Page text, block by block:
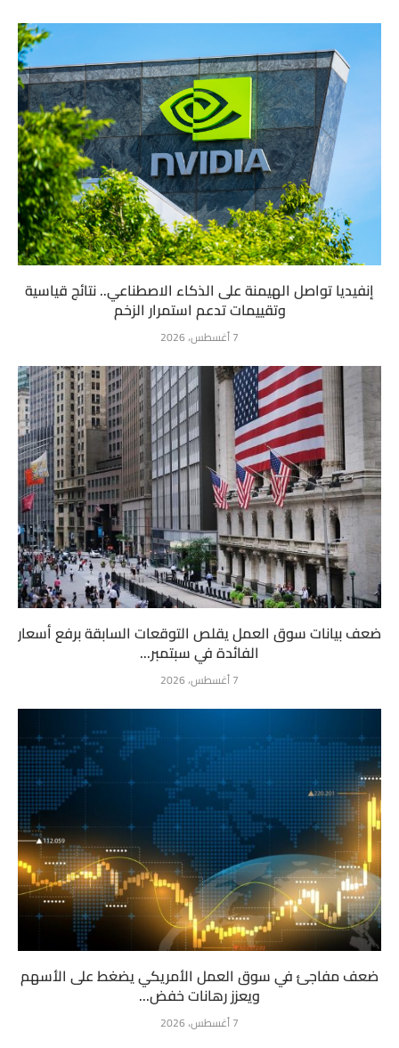
إنفيديا تواصل الهيمنة على الذكاء الاصطناعي.. نتائج قياسية
وتقييمات تدعم استمرار الزخم
7 أغسطس، 2026
ضعف بيانات سوق العمل يقلص التوقعات السابقة برفع أسعار
الفائدة في سبتمبر...
7 أغسطس، 2026
ضعف مفاجئ في سوق العمل الأمريكي يضغط على الأسهم
ويعزز رهانات خفض...
7 أغسطس، 2026